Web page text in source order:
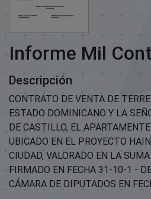
Informe Mil
Descripción
CONTRATO DE VENTA DE
ESTADO DOMINICANO Y LA
DE CASTILLO, EL
UBICADO EN EL PROYECTO
CIUDAD, VALORADO EN LA
FIRMADO EN FECHA 31-10-1 -
CÁMARA DE DIPUTADOS EN